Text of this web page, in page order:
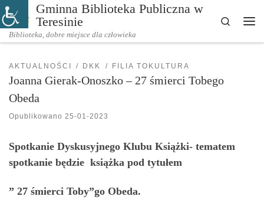
Przejdź do treści
Gminna Biblioteka Publiczna w
Teresinie
Biblioteka, dobre miejsce dla człowieka
Search
AKTUALNOŚCI DKK FILIA TOKULTURA
Joanna Gierak-Onoszko – 27 śmierci Tobego
Obeda
Opublikowano 25-01-2023
Spotkanie Dyskusyjnego Klubu Książki- tematem
spotkanie będzie książka pod tytułem
” 27 śmierci Toby”go Obeda.